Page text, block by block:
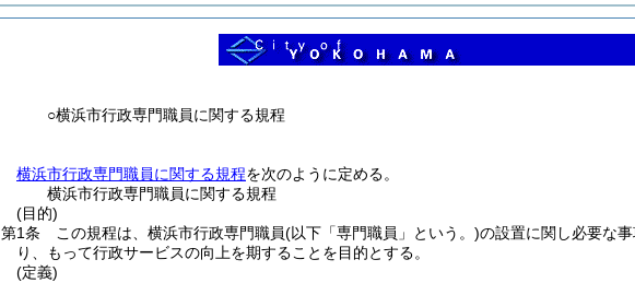
○横浜市行政専門職員に関する規程
横浜市行政専門職員に関する規程を次のように定める。
横浜市行政専門職員に関する規程
(目的)
第1条
この規程は、横浜市行政専門職員(以下「専門職員」という。)の設置に関し必要な
り、もって行政サービスの向上を期することを目的とする。
(定義)